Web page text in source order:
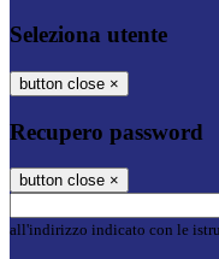
Seleziona utente
button close ×
Recupero password
button close ×
all'indirizzo indicato con le